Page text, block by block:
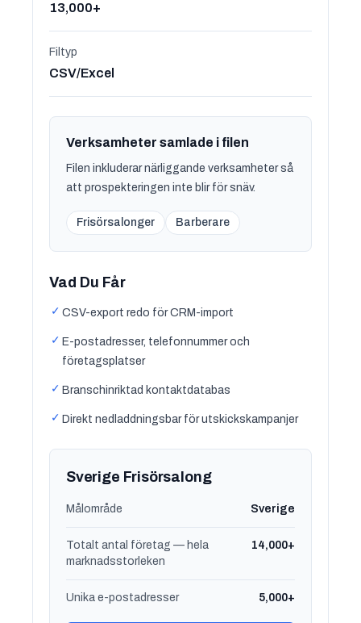
13,000+
Filtyp
CSV/Excel
Verksamheter samlade i filen
Filen inkluderar närliggande verksamheter så
att prospekteringen inte blir för snäv.
Frisörsalonger Barberare
Vad Du Får
✓ CSV-export redo för CRM-import
✓ E-postadresser, telefonnummer och
företagsplatser
✓ Branschinriktad kontaktdatabas
✓ Direkt nedladdningsbar för utskickskampanjer
Sverige Frisörsalong
Målområde Sverige
Totalt antal företag — hela
marknadsstorleken
14,000+
Unika e-postadresser 5,000+